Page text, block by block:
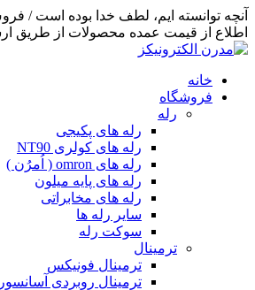
اطلاع از قیمت عمده محصولات از طریق
خانه
فروشگاه
رله
رله های پکیجی
رله های کولری NT90
رله های omron ( اُمرُن )
رله های پایه میلون
رله های مخابراتی
سایر رله ها
سوکت رله
ترمینال
ترمینال فونیکس
ترمینال روبردی